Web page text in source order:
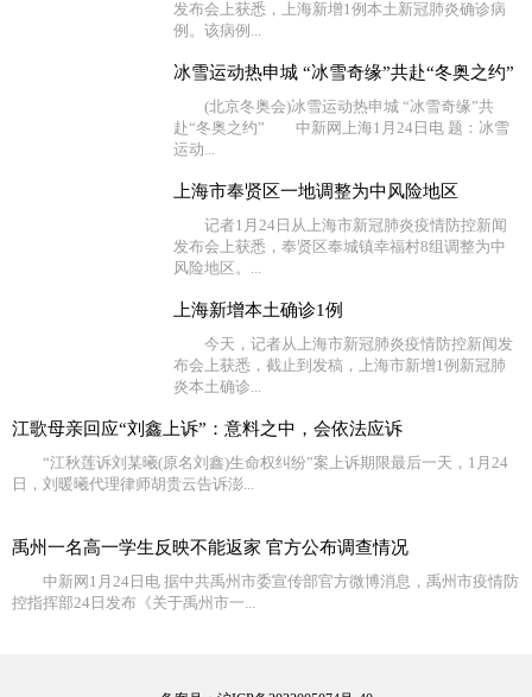
发布会上获悉，上海新增1例本土新冠肺炎确诊病
例。该病例...
冰雪运动热申城 “冰雪奇缘”共赴“冬奥之约”
(北京冬奥会)冰雪运动热申城 “冰雪奇缘”共
赴“冬奥之约” 中新网上海1月24日电 题：冰雪
运动...
上海市奉贤区一地调整为中风险地区
记者1月24日从上海市新冠肺炎疫情防控新闻
发布会上获悉，奉贤区奉城镇幸福村8组调整为中
风险地区。...
上海新增本土确诊1例
今天，记者从上海市新冠肺炎疫情防控新闻发
布会上获悉，截止到发稿，上海市新增1例新冠肺
炎本土确诊...
江歌母亲回应“刘鑫上诉”：意料之中，会依法应诉
“江秋莲诉刘某曦(原名刘鑫)生命权纠纷”案上诉期限最后一天，1月24
日，刘暖曦代理律师胡贵云告诉澎...
禹州一名高一学生反映不能返家 官方公布调查情况
中新网1月24日电 据中共禹州市委宣传部官方微博消息，禹州市疫情防
控指挥部24日发布《关于禹州市一...